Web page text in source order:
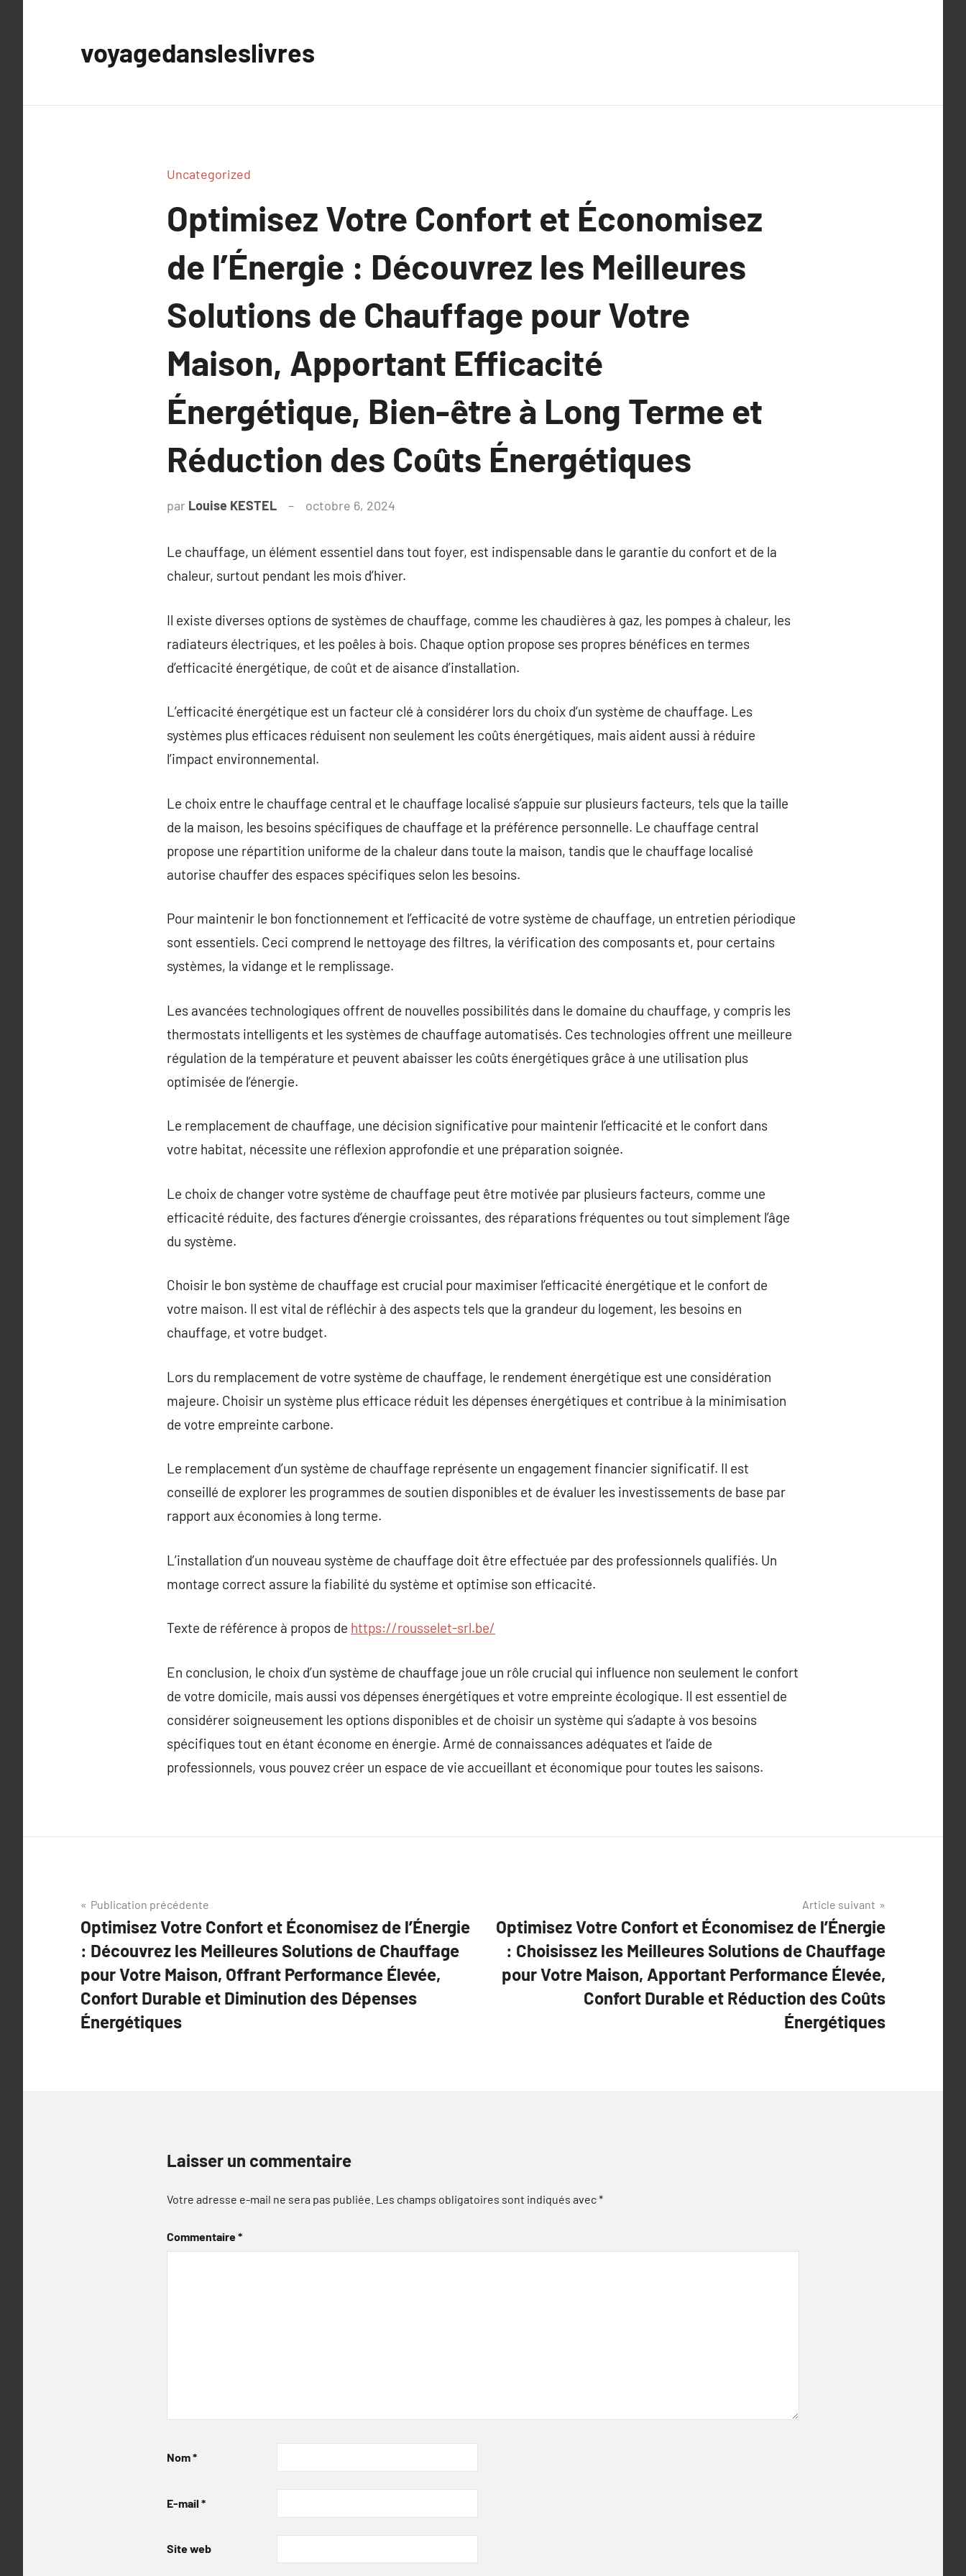
voyagedansleslivres
Uncategorized
Optimisez Votre Confort et Économisez
de l’Énergie : Découvrez les Meilleures
Solutions de Chauffage pour Votre
Maison, Apportant Efficacité
Énergétique, Bien-être à Long Terme et
Réduction des Coûts Énergétiques
par Louise KESTEL octobre 6, 2024
Le chauffage, un élément essentiel dans tout foyer, est indispensable dans le garantie du confort et de la
chaleur, surtout pendant les mois d’hiver.
Il existe diverses options de systèmes de chauffage, comme les chaudières à gaz, les pompes à chaleur, les
radiateurs électriques, et les poêles à bois. Chaque option propose ses propres bénéfices en termes
d’efficacité énergétique, de coût et de aisance d’installation.
L’efficacité énergétique est un facteur clé à considérer lors du choix d’un système de chauffage. Les
systèmes plus efficaces réduisent non seulement les coûts énergétiques, mais aident aussi à réduire
l’impact environnemental.
Le choix entre le chauffage central et le chauffage localisé s’appuie sur plusieurs facteurs, tels que la taille
de la maison, les besoins spécifiques de chauffage et la préférence personnelle. Le chauffage central
propose une répartition uniforme de la chaleur dans toute la maison, tandis que le chauffage localisé
autorise chauffer des espaces spécifiques selon les besoins.
Pour maintenir le bon fonctionnement et l’efficacité de votre système de chauffage, un entretien périodique
sont essentiels. Ceci comprend le nettoyage des filtres, la vérification des composants et, pour certains
systèmes, la vidange et le remplissage.
Les avancées technologiques offrent de nouvelles possibilités dans le domaine du chauffage, y compris les
thermostats intelligents et les systèmes de chauffage automatisés. Ces technologies offrent une meilleure
régulation de la température et peuvent abaisser les coûts énergétiques grâce à une utilisation plus
optimisée de l’énergie.
Le remplacement de chauffage, une décision significative pour maintenir l’efficacité et le confort dans
votre habitat, nécessite une réflexion approfondie et une préparation soignée.
Le choix de changer votre système de chauffage peut être motivée par plusieurs facteurs, comme une
efficacité réduite, des factures d’énergie croissantes, des réparations fréquentes ou tout simplement l’âge
du système.
Choisir le bon système de chauffage est crucial pour maximiser l’efficacité énergétique et le confort de
votre maison. Il est vital de réfléchir à des aspects tels que la grandeur du logement, les besoins en
chauffage, et votre budget.
Lors du remplacement de votre système de chauffage, le rendement énergétique est une considération
majeure. Choisir un système plus efficace réduit les dépenses énergétiques et contribue à la minimisation
de votre empreinte carbone.
Le remplacement d’un système de chauffage représente un engagement financier significatif. Il est
conseillé de explorer les programmes de soutien disponibles et de évaluer les investissements de base par
rapport aux économies à long terme.
L’installation d’un nouveau système de chauffage doit être effectuée par des professionnels qualifiés. Un
montage correct assure la fiabilité du système et optimise son efficacité.
Texte de référence à propos de https://rousselet-srl.be/
En conclusion, le choix d’un système de chauffage joue un rôle crucial qui influence non seulement le confort
de votre domicile, mais aussi vos dépenses énergétiques et votre empreinte écologique. Il est essentiel de
considérer soigneusement les options disponibles et de choisir un système qui s’adapte à vos besoins
spécifiques tout en étant économe en énergie. Armé de connaissances adéquates et l’aide de
professionnels, vous pouvez créer un espace de vie accueillant et économique pour toutes les saisons.
Navigation
de
l’article
Publication précédente
Optimisez Votre Confort et Économisez de l’Énergie
: Découvrez les Meilleures Solutions de Chauffage
pour Votre Maison, Offrant Performance Élevée,
Confort Durable et Diminution des Dépenses
Énergétiques
Article suivant
Optimisez Votre Confort et Économisez de l’Énergie
: Choisissez les Meilleures Solutions de Chauffage
pour Votre Maison, Apportant Performance Élevée,
Confort Durable et Réduction des Coûts
Énergétiques
Laisser un commentaire
Votre adresse e-mail ne sera pas publiée. Les champs obligatoires sont indiqués avec*
Commentaire*
Nom*
E-mail *
Site web